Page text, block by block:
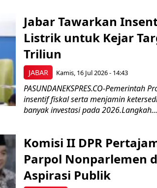
JABAR
Jabar Tawarkan
Listrik untuk Kejar
Triliun
Kamis, 16 Jul 2026 - 14:43
PASUNDANEKSPRES.CO-
insentif fiskal serta menjamin
banyak investasi pada 2026.Langkah...
Komisi II DPR
Parpol Nonparlemen
Aspirasi Publik